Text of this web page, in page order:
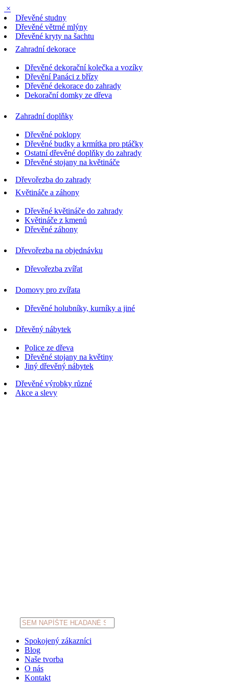
×
Dřevěné studny
Dřevěné větrné mlýny
Dřevěné kryty na šachtu
Zahradní dekorace
Dřevěné dekorační kolečka a vozíky
Dřevění Panáci z břízy
Dřevěné dekorace do zahrady
Dekorační domky ze dřeva
Zahradní doplňky
Dřevěné poklopy
Dřevěné budky a krmítka pro ptáčky
Ostatní dřevěné doplňky do zahrady
Dřevěné stojany na květináče
Dřevořezba do zahrady
Květináče a záhony
Dřevěné květináče do zahrady
Květináče z kmenů
Dřevěné záhony
Dřevořezba na objednávku
Dřevořezba zvířat
Domovy pro zvířata
Dřevěné holubníky, kurníky a jiné
Dřevěný nábytek
Police ze dřeva
Dřevěné stojany na květiny
Jiný dřevěný nábytek
Dřevěné výrobky různé
Akce a slevy
Products
search
Spokojený zákazníci
Blog
Naše tvorba
O nás
Kontakt